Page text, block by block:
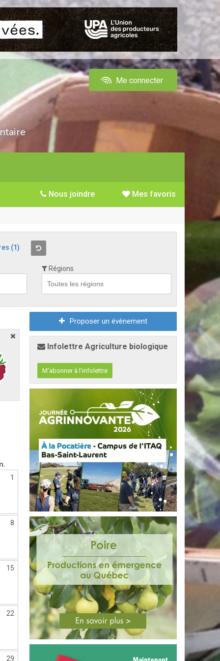
Me connecter
Mes favoris
Nous joindre
(1)
Régions
1
8
15
22
29
Proposer un évènement
Infolettre Agriculture biologique
M'abonner à l'infolettre